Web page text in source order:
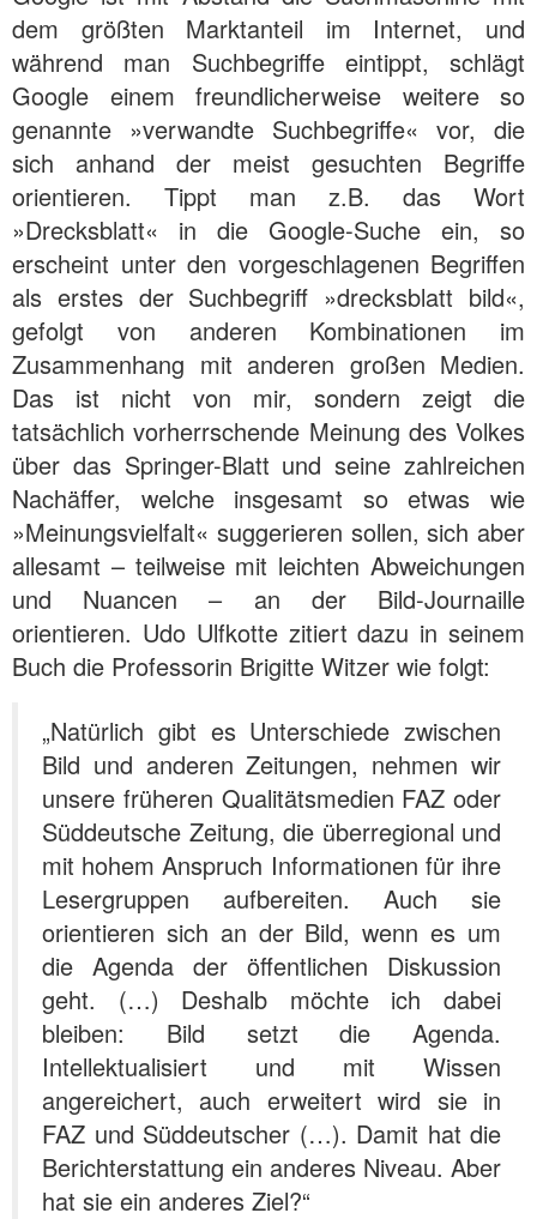
dem größten Marktanteil im Internet, und
während man Suchbegriffe eintippt, schlägt
Google einem freundlicherweise weitere so
genannte »verwandte Suchbegriffe« vor, die
sich anhand der meist gesuchten Begriffe
orientieren. Tippt man z.B. das Wort
»Drecksblatt« in die Google-Suche ein, so
erscheint unter den vorgeschlagenen Begriffen
als erstes der Suchbegriff »drecksblatt bild«,
gefolgt von anderen Kombinationen im
Zusammenhang mit anderen großen Medien.
Das ist nicht von mir, sondern zeigt die
tatsächlich vorherrschende Meinung des Volkes
über das Springer-Blatt und seine zahlreichen
Nachäffer, welche insgesamt so etwas wie
»Meinungsvielfalt« suggerieren sollen, sich aber
allesamt – teilweise mit leichten Abweichungen
und Nuancen – an der Bild-Journaille
orientieren. Udo Ulfkotte zitiert dazu in seinem
Buch die Professorin Brigitte Witzer wie folgt:
„Natürlich gibt es Unterschiede zwischen
Bild und anderen Zeitungen, nehmen wir
unsere früheren Qualitätsmedien FAZ oder
Süddeutsche Zeitung, die überregional und
mit hohem Anspruch Informationen für ihre
Lesergruppen aufbereiten. Auch sie
orientieren sich an der Bild, wenn es um
die Agenda der öffentlichen Diskussion
geht. (…) Deshalb möchte ich dabei
bleiben: Bild setzt die Agenda.
Intellektualisiert und mit Wissen
angereichert, auch erweitert wird sie in
FAZ und Süddeutscher (…). Damit hat die
Berichterstattung ein anderes Niveau. Aber
hat sie ein anderes Ziel?“